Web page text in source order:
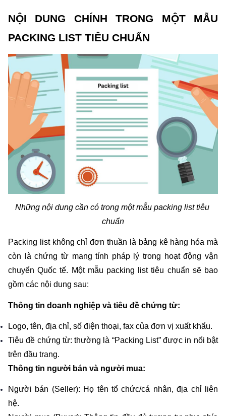
NỘI DUNG CHÍNH TRONG MỘT MẪU
PACKING LIST TIÊU CHUẨN
Những nội dung cần có trong một mẫu packing list tiêu
chuẩn
Packing list không chỉ đơn thuần là bảng kê hàng hóa mà
còn là chứng từ mang tính pháp lý trong hoạt động vận
chuyển Quốc tế. Một mẫu packing list tiêu chuẩn sẽ bao
gồm các nội dung sau:
Thông tin doanh nghiệp và tiêu đề chứng từ:
Logo, tên, địa chỉ, số điện thoại, fax của đơn vị xuất khẩu.
Tiêu đề chứng từ: thường là “Packing List” được in nổi bật
trên đầu trang.
Thông tin người bán và người mua:
Người bán (Seller): Họ tên tổ chức/cá nhân, địa chỉ liên
hệ.